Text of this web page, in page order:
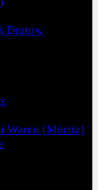
Dratow
Waren (Müritz)